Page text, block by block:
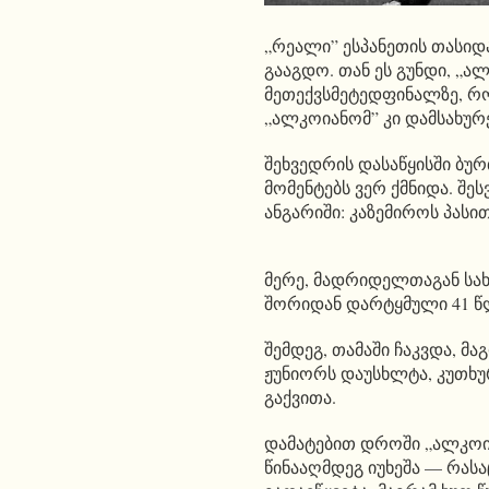
„რეალი” ესპანეთის
გააგდო. თან ეს გუნდი,
მეთექვსმეტედფინალზე,
„ალკოიანომ” კი
შეხვედრის დასაწყისში
მომენტებს ვერ ქმნიდა.
ანგარიში: კაზემიროს
მერე, მადრიდელთაგან
შორიდან დარტყმული 41
შემდეგ, თამაში ჩაკვდა,
ჟუნიორს დაუსხლტა,
გაქვითა.
დამატებით დროში
წინააღმდეგ იუხეშა —